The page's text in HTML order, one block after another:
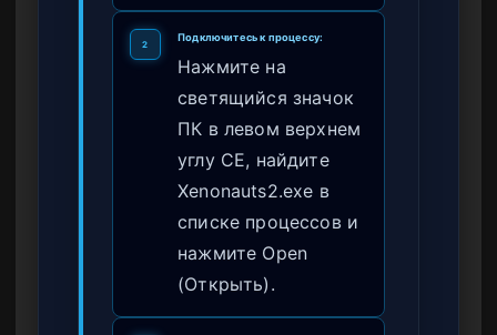
2
Подключитесь к процессу:
Нажмите на
светящийся значок
ПК в левом верхнем
углу CE, найдите
Xenonauts2.exe в
списке процессов и
нажмите Open
(Открыть).